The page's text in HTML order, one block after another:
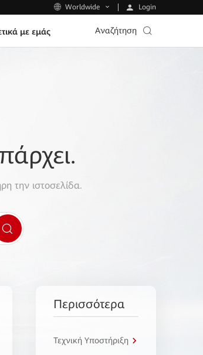
Worldwide Login
με εμάς Αναζήτηση
την ιστοσελίδα.
Περισσότερα
Τεχνική Υποστήριξη